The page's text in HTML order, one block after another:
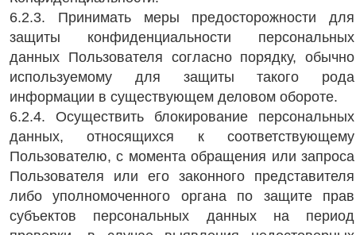
6.2.3. Принимать меры предосторожности для
защиты конфиденциальности персональных
данных Пользователя согласно порядку, обычно
используемому для защиты такого рода
информации в существующем деловом обороте.
6.2.4. Осуществить блокирование персональных
данных, относящихся к соответствующему
Пользователю, с момента обращения или запроса
Пользователя или его законного представителя
либо уполномоченного органа по защите прав
субъектов персональных данных на период